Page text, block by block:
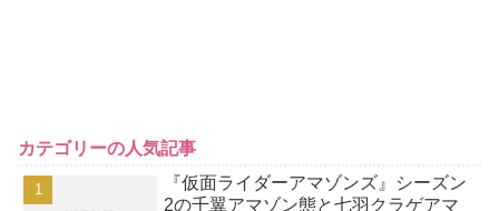
カテゴリーの人気記事
『仮面ライダーアマゾンズ』シーズン
2の千翼アマゾン態と七羽クラゲアマ